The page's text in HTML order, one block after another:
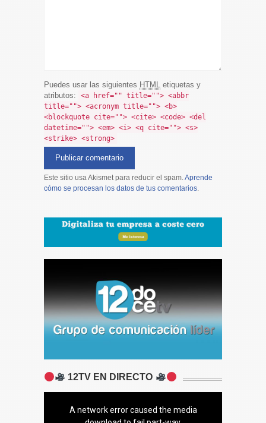
Puedes usar las siguientes HTML etiquetas y
atributos:
<a href="" title=""> <abbr
title=""> <acronym title=""> <b>
<blockquote cite=""> <cite> <code> <del
datetime=""> <em> <i> <q cite=""> <s>
<strike> <strong>
Este sitio usa Akismet para reducir el spam.Aprende
cómo se procesan los datos de tus comentarios.
12TV EN DIRECTO
A network error caused the media